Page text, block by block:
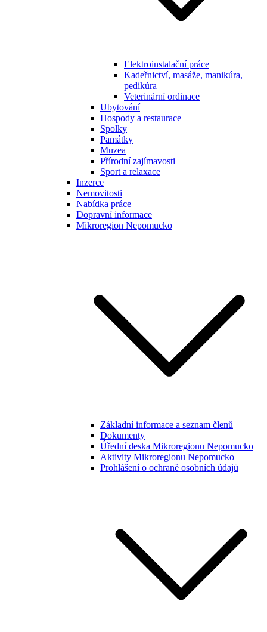
Elektroinstalační práce
Kadeřnictví, masáže, manikúra,
pedikúra
Veterinární ordinace
Ubytování
Hospody a restaurace
Spolky
Památky
Muzea
Přírodní zajímavosti
Sport a relaxace
Inzerce
Nemovitosti
Nabídka práce
Dopravní informace
Mikroregion Nepomucko
Základní informace a seznam členů
Dokumenty
Úřední deska Mikroregionu Nepomucko
Aktivity Mikroregionu Nepomucko
Prohlášení o ochraně osobních údajů